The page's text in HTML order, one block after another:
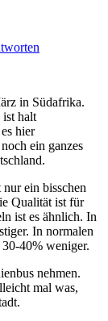
in Südafrika.
ist halt
hier
ein ganzes
ein bisschen
Qualität ist für
ist es ähnlich. In
In normalen
30-40% weniger.
nehmen.
mal was,